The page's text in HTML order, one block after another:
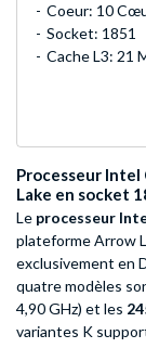
Coeur: 10
Socket: 1851
Cache L3: 21
Processeur Intel
Lake en socket
Le processeur
plateforme Arrow
exclusivement en
quatre modèles
4,90 GHz) et les
variantes K